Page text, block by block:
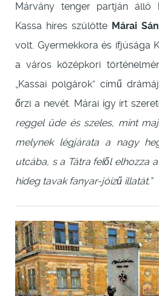
Márvány tenger partján álló
Kassa híres szülötte Márai
volt. Gyermekkora és ifjúsága
a város középkori
„Kassai polgárok” című
őrzi a nevét. Márai így írt
reggel üde és szeles, mint
melynek légjárata a nagy
utcába, s a Tátra felől elhozza
hideg tavak fanyar-jóízű illatát.”